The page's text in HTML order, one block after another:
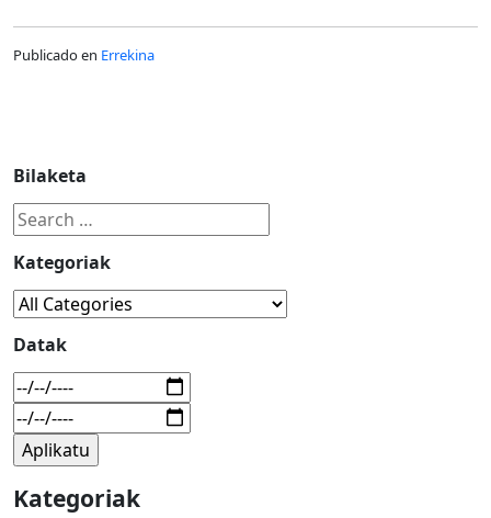
Publicado en Errekina
Bilaketa
Kategoriak
Datak
Kategoriak